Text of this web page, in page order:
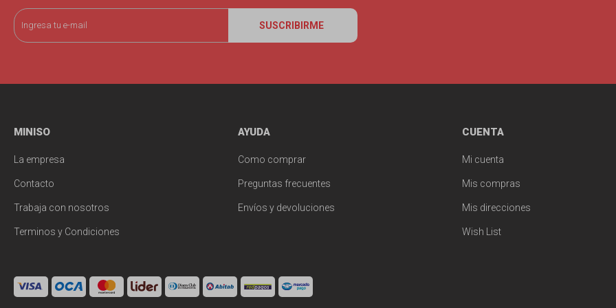
SUSCRIBIRME
MINISO
La empresa
Contacto
Trabaja con nosotros
Terminos y Condiciones
AYUDA
Como comprar
Preguntas frecuentes
Envíos y devoluciones
CUENTA
Mi cuenta
Mis compras
Mis direcciones
Wish List